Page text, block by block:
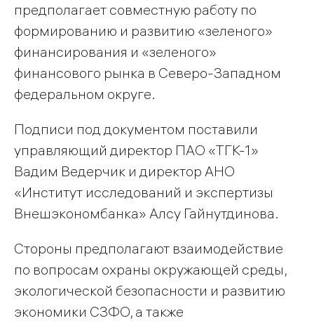
предполагает совместную работу по
формированию и развитию «зеленого»
финансирования и «зеленого»
финансового рынка в Северо-Западном
федеральном округе.
Подписи под документом поставили
управляющий директор ПАО «ТГК-1»
Вадим Ведерчик и директор АНО
«Институт исследований и экспертизы
Внешэкономбанка» Алсу Гайнутдинова.
Стороны предполагают взаимодействие
по вопросам охраны окружающей среды,
экологической безопасности и развитию
экономики СЗФО, а также